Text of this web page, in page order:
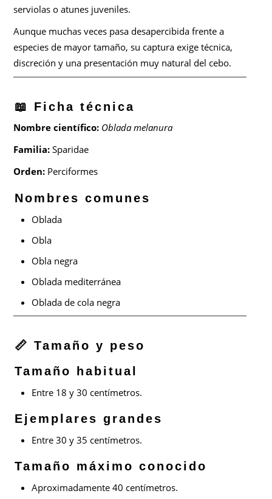
serviolas o atunes juveniles.
Aunque muchas veces pasa desapercibida frente a
especies de mayor tamaño, su captura exige técnica,
discreción y una presentación muy natural del cebo.
📖 Ficha técnica
Nombre científico: Oblada melanura
Familia: Sparidae
Orden: Perciformes
Nombres comunes
Oblada
Obla
Obla negra
Oblada mediterránea
Oblada de cola negra
📏 Tamaño y peso
Tamaño habitual
Entre 18 y 30 centímetros.
Ejemplares grandes
Entre 30 y 35 centímetros.
Tamaño máximo conocido
Aproximadamente 40 centímetros.